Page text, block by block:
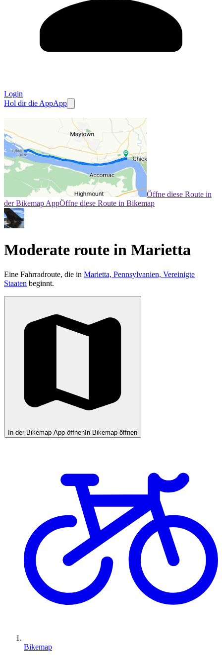
Login
Hol dir die AppApp
Öffne diese Route in
der Bikemap AppÖffne diese Route in Bikemap
Moderate route in Marietta
Eine Fahrradroute, die in Marietta, Pennsylvanien, Vereinigte
Staaten beginnt.
In der Bikemap App öffnen In Bikemap öffnen
Bikemap